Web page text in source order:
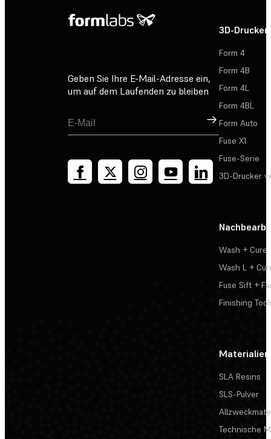
Geben Sie Ihre E-Mail-Adresse ein,
um auf dem Laufenden zu bleiben
Registrieren
3D-Drucker
Form 4
Form 4B
Form 4L
Form 4BL
Form Auto
Fuse X1
Fuse-Serie
3D-Drucker
Wash + Cure
Wash L +
Fuse Sift +
Finishing
Materialien
SLA Resins
SLS-Pulver
Technische